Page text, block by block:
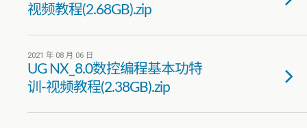
视频教程(2.68GB).zip
2021 年 08 月 06 日
UG NX_8.0数控编程基本功特
训-视频教程(2.38GB).zip